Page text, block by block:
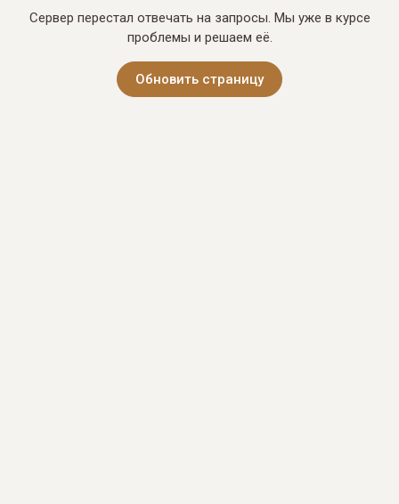
Сервер перестал отвечать на запросы. Мы уже в курсе
проблемы и решаем её.
Обновить страницу